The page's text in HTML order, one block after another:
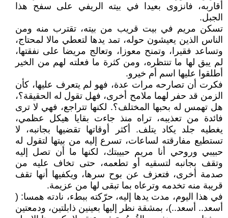
أقاربه، فانزوى بعيدا في بيته الريفي على سفح هذا
الجبل.
تسكن مريم في بيت قريب من بيته، تقترب منه ومن
الناس الذين يعيشون حوله، تمد يدها لتعطي مالا لمحتاج،
وتساعد فقيرا، وتمنح معوزا، وتعالج مريضا على نفقتها،
لم يبق لها ما تنتظره، ومن كثرة ما فعلته لهم من الخير
أطلقوا عليها اسم أم خيرو.
فكرت أن تصارحه مرات عدة، فهو لم يتعرف عليها، كأن
الزمن قد حفر لهما ملامح أخرى، فهل تقول له الحقيقة؟،
هل تهمس له بحبها المختلف؟. لكنها تتراجع، فهي لا ترى
فائدة من تعذيبه، تراه منذ جاءت بقايا هيكل عظمي،
يغطيه جلد يكاد يتلف. أكثر أوقاتها تقضيها بجانبه، لا
تستطيع مفارقته لساعات، تسرع إليه من بيتها لتقول له
حبيبي وروحي أنا مريم حبيبتك، لكنها ما أن تصل إليه
وتقف بجانبه لتسقيه أو تطعمه، حتى تخاف عليه من
صدمة أخرى، فتعزف عن بوح سرها، ويكفيها أنها تقف
قريبة منه تخدمه وترعاه بما تبقى لها من عزيمة.
في هذا اليوم، مدت يدها إليه، حرّكته ببطء، نادته همسا: (
أسعد.. أسعد..)، بمشقة نظر إليها بعينين ذابلتين، ودمعتين